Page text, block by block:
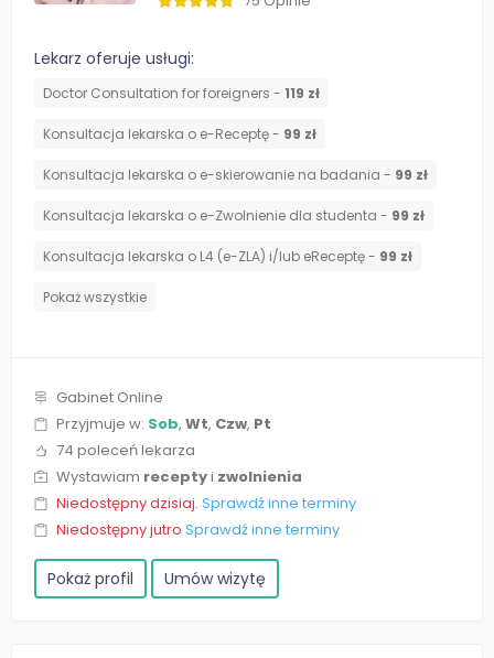
Lekarz oferuje usługi:
Doctor Consultation for foreigners - 119 zł
Konsultacja lekarska o e-Receptę - 99 zł
Konsultacja lekarska o e-skierowanie na badania - 99 zł
Konsultacja lekarska o e-Zwolnienie dla studenta - 99 zł
Konsultacja lekarska o L4 (e-ZLA) i/lub eReceptę - 99 zł
Pokaż wszystkie
Gabinet Online
Przyjmuje w: Sob, Wt, Czw, Pt
74 poleceń lekarza
Wystawiam receptyi zwolnienia
Niedostępny dzisiaj. Sprawdź inne terminy
Niedostępny jutro Sprawdź inne terminy
Pokaż profil Umów wizytę